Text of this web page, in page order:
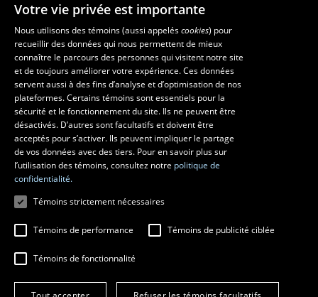
Les écoles et la recherche
École d’architecture
École d’art
École supérieure d’aménagement du territoire et de développement
régional
Centre de recherche en aménagement et développement
© 2026 Université Laval
Tous droits réservés
Votre vie privée est importante
Nous utilisons des témoins (aussi appeléscookies) pour
recueillir des données qui nous permettent de mieux
connaître le parcours des personnes qui visitent notre site
et de toujours améliorer votre expérience. Ces données
servent aussi à des fins d’analyse et d’optimisation de nos
plateformes. Certains témoins sont essentiels pour la
sécurité et le fonctionnement du site. Ils ne peuvent être
désactivés. D’autres sont facultatifs et doivent être
acceptés pour s’activer. Ils peuvent impliquer le partage
de vos données avec des tiers. Pour en savoir plus sur
l’utilisation des témoins, consultez notre politique de
confidentialité.
Témoins strictement nécessaires
Témoins de performance Témoins de publicité ciblée
Témoins de fonctionnalité